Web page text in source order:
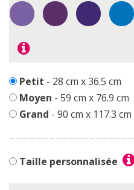
Petit - 28 cm x 36.5 cm
Moyen - 59 cm x 76.9 cm
Grand - 90 cm x 117.3 cm
Taille personnalisée